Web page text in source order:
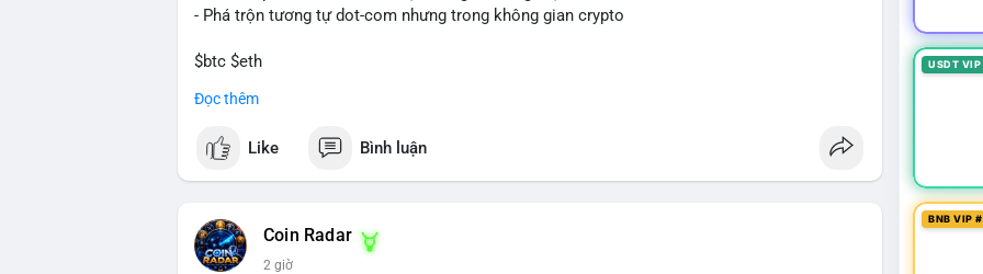
- Phá trộn tương tự dot-com nhưng trong không gian crypto
$btc $eth
#vlikevn
📰 Nguồn: CoinDesk
Đọc thêm
Like Bình luận
Coin Radar
2 giờ
USDT
BNB VIP